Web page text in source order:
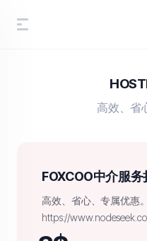
高效、省
FOXCOO中介服务
高效、省心、专属优惠
https://